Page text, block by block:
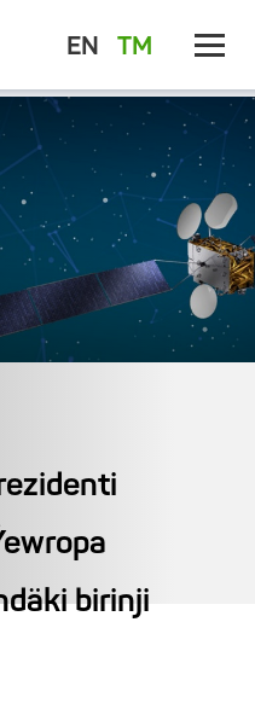
EN TM
birinji